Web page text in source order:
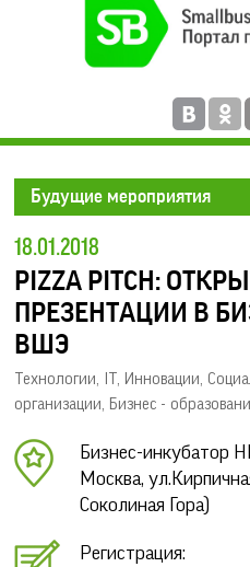
Будущие мероприятия
18.01.2018
PIZZA PITCH:
ПРЕЗЕНТАЦИИ В
ВШЭ
Технологии, IT, Инновации
организации
Бизнес -
Бизнес-инкубатор
Москва,
Соколиная Гора)
Регистрация: